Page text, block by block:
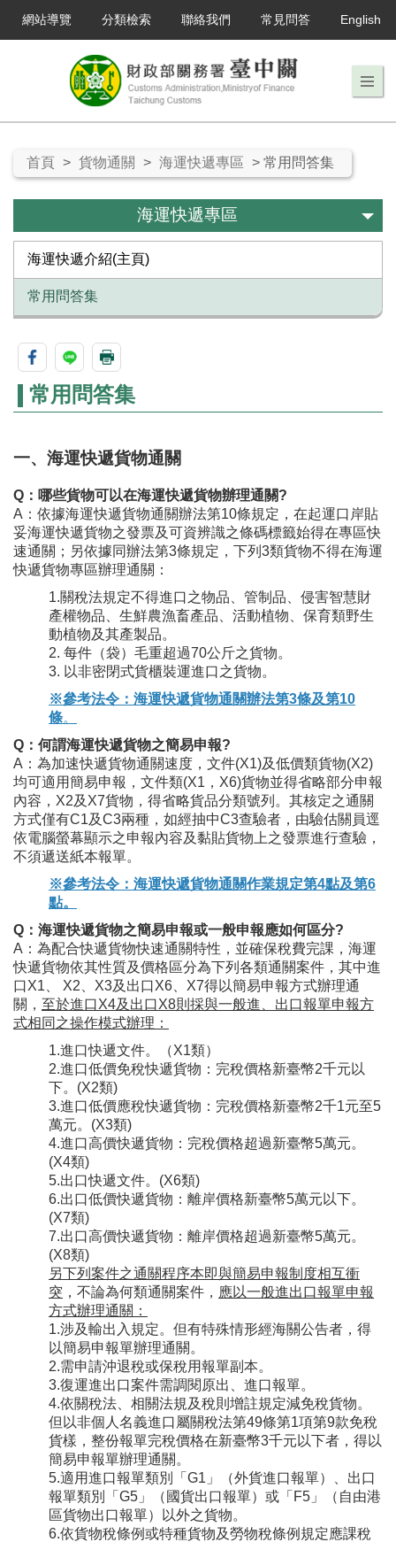
網站導覽 分類檢索 聯絡我們 常見問答 English
首頁 > 貨物通關 > 海運快遞專區 > 常用問答集
海運快遞專區
海運快遞介紹(主頁)
常用問答集
常用問答集
一、海運快遞貨物通關
Q：哪些貨物可以在海運快遞貨物辦理通關?
A：依據海運快遞貨物通關辦法第10條規定，在起運口岸貼
妥海運快遞貨物之發票及可資辨識之條碼標籤始得在專區快
速通關；另依據同辦法第3條規定，下列3類貨物不得在海運
快遞貨物專區辦理通關：
1.關稅法規定不得進口之物品、管制品、侵害智慧財
產權物品、生鮮農漁畜產品、活動植物、保育類野生
動植物及其產製品。
2. 每件（袋）毛重超過70公斤之貨物。
3. 以非密閉式貨櫃裝運進口之貨物。
※參考法令：海運快遞貨物通關辦法第3條及第10
條。
Q：何謂海運快遞貨物之簡易申報?
A：為加速快遞貨物通關速度，文件(X1)及低價類貨物(X2)
均可適用簡易申報，文件類(X1，X6)貨物並得省略部分申報
內容，X2及X7貨物，得省略貨品分類號列。其核定之通關
方式僅有C1及C3兩種，如經抽中C3查驗者，由驗估關員逕
依電腦螢幕顯示之申報內容及黏貼貨物上之發票進行查驗，
不須遞送紙本報單。
※參考法令：海運快遞貨物通關作業規定第4點及第6
點。
Q：海運快遞貨物之簡易申報或一般申報應如何區分?
A：為配合快遞貨物快速通關特性，並確保稅費完課，海運
快遞貨物依其性質及價格區分為下列各類通關案件，其中進
口X1、 X2、X3及出口X6、X7得以簡易申報方式辦理通
關， 至於進口X4及出口X8則採與一般進、出口報單申報方
式相同之操作模式辦理 ：
1.進口快遞文件。（X1類）
2.進口低價免稅快遞貨物：完稅價格新臺幣2千元以
下。(X2類)
3.進口低價應稅快遞貨物：完稅價格新臺幣2千1元至5
萬元。(X3類)
4.進口高價快遞貨物：完稅價格超過新臺幣5萬元。
(X4類)
5.出口快遞文件。(X6類)
6.出口低價快遞貨物：離岸價格新臺幣5萬元以下。
(X7類)
7.出口高價快遞貨物：離岸價格超過新臺幣5萬元。
(X8類)
另下列案件之通關程序本即與簡易申報制度相互衝
突 ，不論為何類通關案件， 應以一般進出口報單申報
方式辦理通關：
1.涉及輸出入規定。但有特殊情形經海關公告者，得
以簡易申報單辦理通關。
2.需申請沖退稅或保稅用報單副本。
3.復運進出口案件需調閱原出、進口報單。
4.依關稅法、相關法規及稅則增註規定減免稅貨物。
但以非個人名義進口屬關稅法第49條第1項第9款免稅
貨樣，整份報單完稅價格在新臺幣3千元以下者，得以
簡易申報單辦理通關。
5.適用進口報單類別「G1」（外貨進口報單）、出口
報單類別「G5」（國貨出口報單）或「F5」（自由港
區貨物出口報單）以外之貨物。
6.依貨物稅條例或特種貨物及勞物稅條例規定應課稅